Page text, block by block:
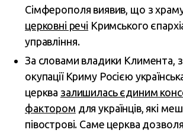
Сімферополя виявив, що з
церковні речі Кримського
управління.
За словами владики Климента,
окупації Криму Росією
церква залишилась єдиним
фактором для українців, які
півострові. Саме церква